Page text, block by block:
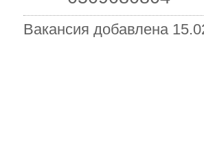
Вакансия добавлена